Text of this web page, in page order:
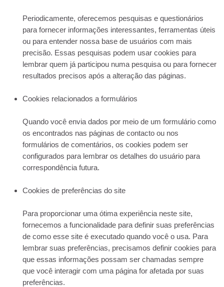
Periodicamente, oferecemos pesquisas e questionários
para fornecer informações interessantes, ferramentas úteis
ou para entender nossa base de usuários com mais
precisão. Essas pesquisas podem usar cookies para
lembrar quem já participou numa pesquisa ou para fornecer
resultados precisos após a alteração das páginas.
Cookies relacionados a formulários
Quando você envia dados por meio de um formulário como
os encontrados nas páginas de contacto ou nos
formulários de comentários, os cookies podem ser
configurados para lembrar os detalhes do usuário para
correspondência futura.
Cookies de preferências do site
Para proporcionar uma ótima experiência neste site,
fornecemos a funcionalidade para definir suas preferências
de como esse site é executado quando você o usa. Para
lembrar suas preferências, precisamos definir cookies para
que essas informações possam ser chamadas sempre
que você interagir com uma página for afetada por suas
preferências.